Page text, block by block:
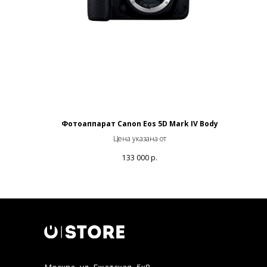
Фотоаппарат Canon Eos 5D Mark IV Body
Цена указана от
133 000 р.